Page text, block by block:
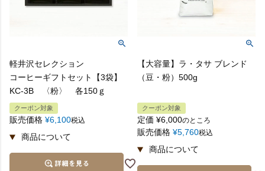
軽井沢セレクション
コーヒーギフトセット【3袋】
KC-3B 〈粉〉 各150ｇ
クーポン対象
販売価格 ¥6,100税込
【大容量】ラ・タサ ブレンド
（豆・粉）500g
クーポン対象
定価 ¥6,000のところ
販売価格 ¥5,760税込